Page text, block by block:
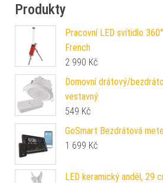
Produkty
Pracovní LED svítidlo
French
2 990 Kč
Domovní drátový/
vestavný
549 Kč
GoSmart Bezdrátová
1 699 Kč
LED keramický anděl, 29